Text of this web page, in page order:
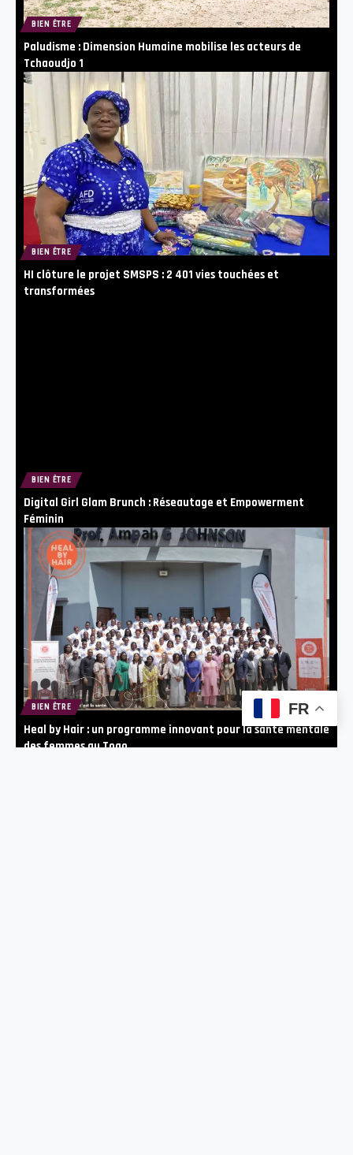
BIEN ÊTRE
Paludisme : Dimension Humaine mobilise les acteurs de
Tchaoudjo 1
BIEN ÊTRE
HI clôture le projet SMSPS : 2 401 vies touchées et
transformées
BIEN ÊTRE
Digital Girl Glam Brunch : Réseautage et Empowerment
Féminin
BIEN ÊTRE
Heal by Hair : un programme innovant pour la santé mentale
des femmes au Togo
FR